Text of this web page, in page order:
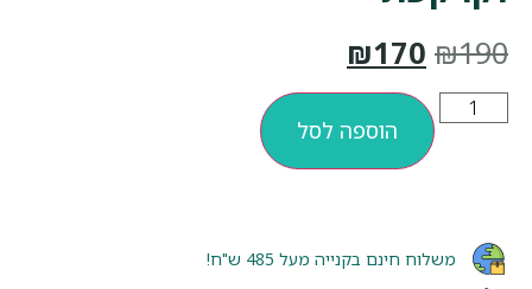
₪190
₪170
הוספה לסל
משלוח חינם בקנייה מעל 485 ש"ח!